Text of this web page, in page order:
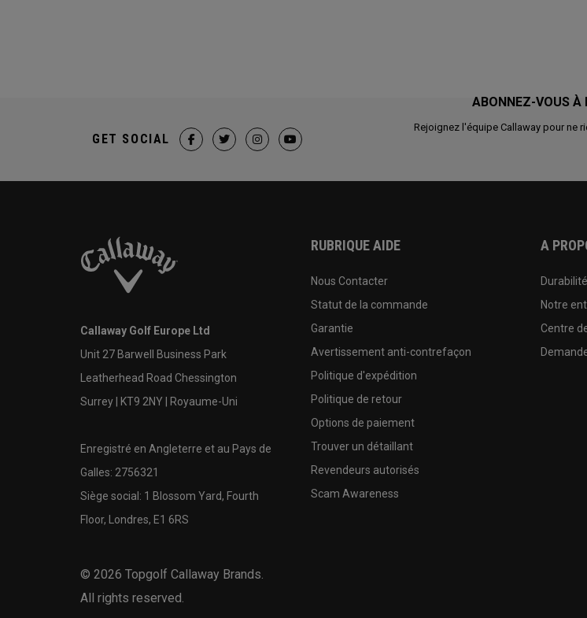
ABONNEZ-VOUS À
Rejoignez l'équipe Callaway pour ne
GET SOCIAL
Callaway Golf Europe Ltd
Unit 27 Barwell Business Park
Leatherhead Road Chessington
Surrey | KT9 2NY | Royaume-Uni
Enregistré en Angleterre et au Pays de
Galles: 2756321
Siège social: 1 Blossom Yard, Fourth
Floor, Londres, E1 6RS
© 2026 Topgolf Callaway Brands.
All rights reserved.
RUBRIQUE AIDE
Nous Contacter
Statut de la commande
Garantie
Avertissement anti-contrefaçon
Politique d'expédition
Politique de retour
Options de paiement
Trouver un détaillant
Revendeurs autorisés
Scam Awareness
A
Durabilité
Notre
Centre